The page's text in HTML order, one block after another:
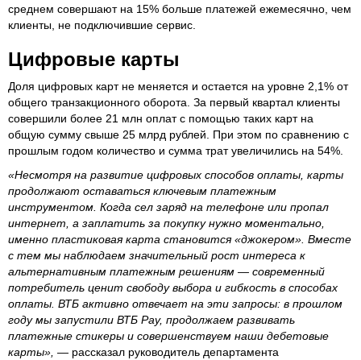
среднем совершают на 15% больше платежей ежемесячно, чем
клиенты, не подключившие сервис.
Цифровые карты
Доля цифровых карт не меняется и остается на уровне 2,1% от
общего транзакционного оборота. За первый квартал клиенты
совершили более 21 млн оплат с помощью таких карт на
общую сумму свыше 25 млрд рублей. При этом по сравнению с
прошлым годом количество и сумма трат увеличились на 54%.
«Несмотря на развитие цифровых способов оплаты, карты
продолжают оставаться ключевым платежным
инструментом. Когда сел заряд на телефоне или пропал
интернет, а заплатить за покупку нужно моментально,
именно пластиковая карта становится «джокером». Вместе
с тем мы наблюдаем значительный рост интереса к
альтернативным платежным решениям — современный
потребитель ценит свободу выбора и гибкость в способах
оплаты. ВТБ активно отвечает на эти запросы: в прошлом
году мы запустили ВТБ Pay, продолжаем развивать
платежные стикеры и совершенствуем наши дебетовые
карты», — рассказал руководитель департамента